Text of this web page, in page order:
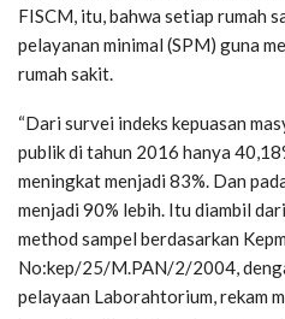
FISCM, itu, bahwa setiap rumah
pelayanan minimal (SPM) guna
rumah sakit.
“Dari survei indeks kepuasan
publik di tahun 2016 hanya
meningkat menjadi 83%. Dan
menjadi 90% lebih. Itu diambil
method sampel berdasarkan
No:kep/25/M.PAN/2/2004,
pelayaan Laborahtorium, rekam